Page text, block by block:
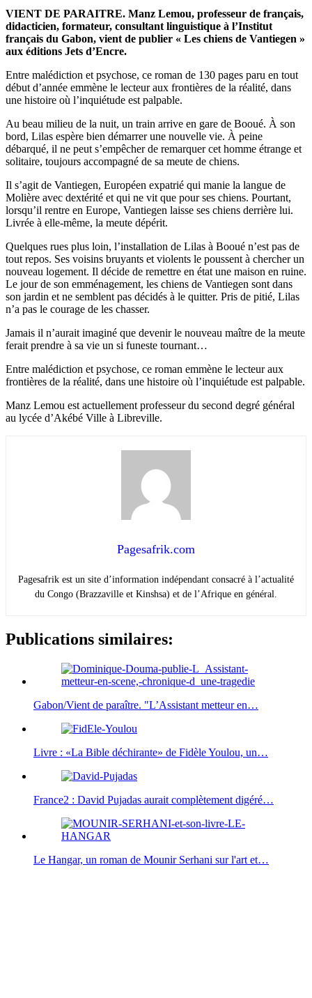
VIENT DE PARAITRE. Manz Lemou, professeur de français,
didacticien, formateur, consultant linguistique à l’Institut
français du Gabon, vient de publier « Les chiens de Vantiegen »
aux éditions Jets d’Encre.
Entre malédiction et psychose, ce roman de 130 pages paru en tout
début d’année emmène le lecteur aux frontières de la réalité, dans
une histoire où l’inquiétude est palpable.
Au beau milieu de la nuit, un train arrive en gare de Booué. À son
bord, Lilas espère bien démarrer une nouvelle vie. À peine
débarqué, il ne peut s’empêcher de remarquer cet homme étrange et
solitaire, toujours accompagné de sa meute de chiens.
Il s’agit de Vantiegen, Européen expatrié qui manie la langue de
Molière avec dextérité et qui ne vit que pour ses chiens. Pourtant,
lorsqu’il rentre en Europe, Vantiegen laisse ses chiens derrière lui.
Livrée à elle-même, la meute dépérit.
Quelques rues plus loin, l’installation de Lilas à Booué n’est pas de
tout repos. Ses voisins bruyants et violents le poussent à chercher un
nouveau logement. Il décide de remettre en état une maison en ruine.
Le jour de son emménagement, les chiens de Vantiegen sont dans
son jardin et ne semblent pas décidés à le quitter. Pris de pitié, Lilas
n’a pas le courage de les chasser.
Jamais il n’aurait imaginé que devenir le nouveau maître de la meute
ferait prendre à sa vie un si funeste tournant…
Entre malédiction et psychose, ce roman emmène le lecteur aux
frontières de la réalité, dans une histoire où l’inquiétude est palpable.
Manz Lemou est actuellement professeur du second degré général
au lycée d’Akébé Ville à Libreville.
Pagesafrik.com
Pagesafrik est un site d’information indépendant consacré à l’actualité
du Congo (Brazzaville et Kinshsa) et de l’Afrique en général.
Publications similaires:
Gabon/Vient de paraître. "L’Assistant metteur en…
Livre : «La Bible déchirante» de Fidèle Youlou, un…
France2 : David Pujadas aurait complètement digéré…
Le Hangar, un roman de Mounir Serhani sur l'art et…